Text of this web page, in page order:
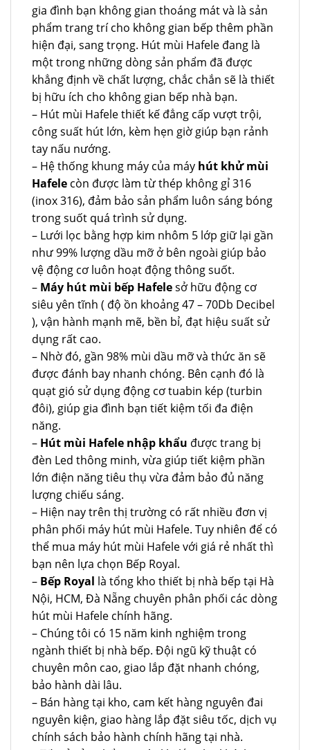
gia đình bạn không gian thoáng mát và là sản
phẩm trang trí cho không gian bếp thêm phần
hiện đại, sang trọng. Hút mùi Hafele đang là
một trong những dòng sản phẩm đã được
khẳng định về chất lượng, chắc chắn sẽ là thiết
bị hữu ích cho không gian bếp nhà bạn.
– Hút mùi Hafele thiết kế đẳng cấp vượt trội,
công suất hút lớn, kèm hẹn giờ giúp bạn rảnh
tay nấu nướng.
– Hệ thống khung máy của máy hút khử mùi
Hafele còn được làm từ thép không gỉ 316
(inox 316), đảm bảo sản phẩm luôn sáng bóng
trong suốt quá trình sử dụng.
– Lưới lọc bằng hợp kim nhôm 5 lớp giữ lại gần
như 99% lượng dầu mỡ ở bên ngoài giúp bảo
vệ động cơ luôn hoạt động thông suốt.
– Máy hút mùi bếp Hafelesở hữu động cơ
siêu yên tĩnh ( độ ồn khoảng 47 – 70Db Decibel
), vận hành mạnh mẽ, bền bỉ, đạt hiệu suất sử
dụng rất cao.
– Nhờ đó, gần 98% mùi dầu mỡ và thức ăn sẽ
được đánh bay nhanh chóng. Bên cạnh đó là
quạt gió sử dụng động cơ tuabin kép (turbin
đôi), giúp gia đình bạn tiết kiệm tối đa điện
năng.
– Hút mùi Hafele nhập khẩu được trang bị
đèn Led thông minh, vừa giúp tiết kiệm phần
lớn điện năng tiêu thụ vừa đảm bảo đủ năng
lượng chiếu sáng.
– Hiện nay trên thị trường có rất nhiều đơn vị
phân phối máy hút mùi Hafele. Tuy nhiên để có
thể mua máy hút mùi Hafele với giá rẻ nhất thì
bạn nên lựa chọn Bếp Royal.
– Bếp Royal là tổng kho thiết bị nhà bếp tại Hà
Nội, HCM, Đà Nẵng chuyên phân phối các dòng
hút mùi Hafele chính hãng.
– Chúng tôi có 15 năm kinh nghiệm trong
ngành thiết bị nhà bếp. Đội ngũ kỹ thuật có
chuyên môn cao, giao lắp đặt nhanh chóng,
bảo hành dài lâu.
– Bán hàng tại kho, cam kết hàng nguyên đai
nguyên kiện, giao hàng lắp đặt siêu tốc, dịch vụ
chính sách bảo hành chính hãng tại nhà.